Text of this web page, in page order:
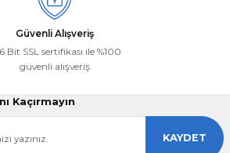
Güvenli Alışveriş
Bit SSL sertifikası ile %100
güvenli alışveriş
Kaçırmayın
KAYDET